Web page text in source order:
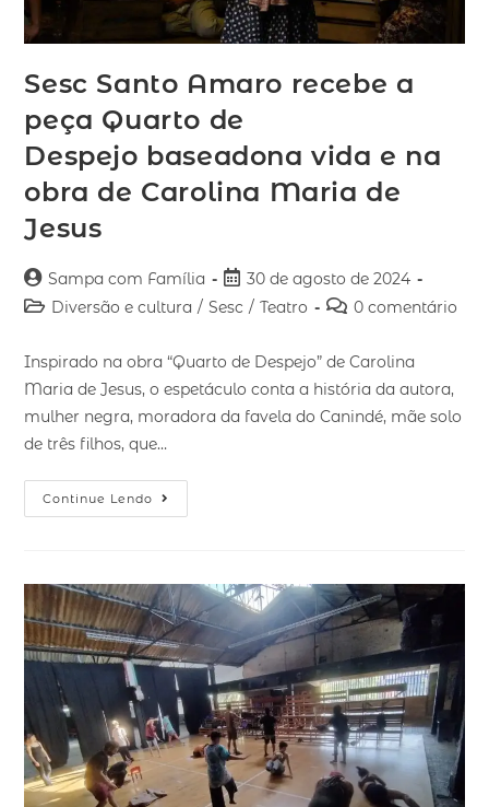
Sesc Santo Amaro recebe a
peça Quarto de
Despejo baseadona vida e na
obra de Carolina Maria de
Jesus
Sampa com Família
30 de agosto de 2024
Diversão e cultura / Sesc / Teatro 0 comentário
Inspirado na obra “Quarto de Despejo” de Carolina
Maria de Jesus, o espetáculo conta a história da autora,
mulher negra, moradora da favela do Canindé, mãe solo
de três filhos, que…
Continue Lendo